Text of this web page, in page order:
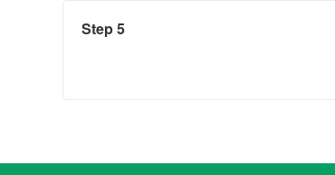
Step 5